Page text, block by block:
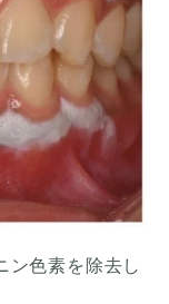
ン色素を除去し